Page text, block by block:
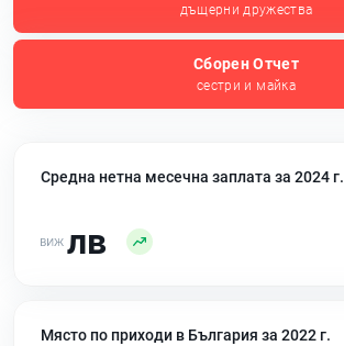
дъщерни дружества
Сборен Отчет
сестри и майка
Средна нетна месечна заплата за 2024 г.
лв
Място по приходи в България за 2022 г.